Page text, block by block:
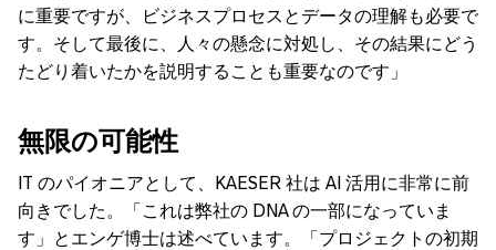
に重要ですが、ビジネスプロセスとデータの理解も必要で
す。そして最後に、人々の懸念に対処し、その結果にどう
たどり着いたかを説明することも重要なのです」
無限の可能性
IT のパイオニアとして、KAESER 社は AI 活用に非常に前
向きでした。「これは弊社の DNA の一部になっていま
す」とエンゲ博士は述べています。「プロジェクトの初期